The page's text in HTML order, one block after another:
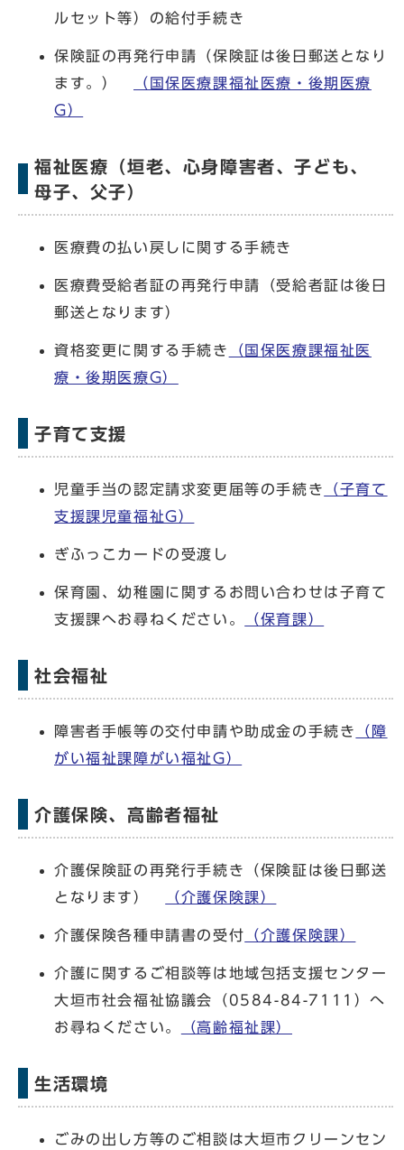
ルセット等）の給付手続き
保険証の再発行申請（保険証は後日郵送となり
ます。）
（国保医療課福祉医療・後期医療
G）
福祉医療（垣老、心身障害者、子ども、
母子、父子）
医療費の払い戻しに関する手続き
医療費受給者証の再発行申請（受給者証は後日
郵送となります）
資格変更に関する手続き
（国保医療課福祉医
療・後期医療G）
子育て支援
児童手当の認定請求変更届等の手続き
（子育て
支援課児童福祉G）
ぎふっこカードの受渡し
保育園、幼稚園に関するお問い合わせは子育て
支援課へお尋ねください。
（保育課）
社会福祉
障害者手帳等の交付申請や助成金の手続き
（障
がい福祉課障がい福祉G）
介護保険、高齢者福祉
介護保険証の再発行手続き（保険証は後日郵送
となります）
（介護保険課）
介護保険各種申請書の受付 （介護保険課）
介護に関するご相談等は地域包括支援センター
大垣市社会福祉協議会（0584-84-7111）へ
お尋ねください。
（高齢福祉課）
生活環境
ごみの出し方等のご相談は大垣市クリーンセン